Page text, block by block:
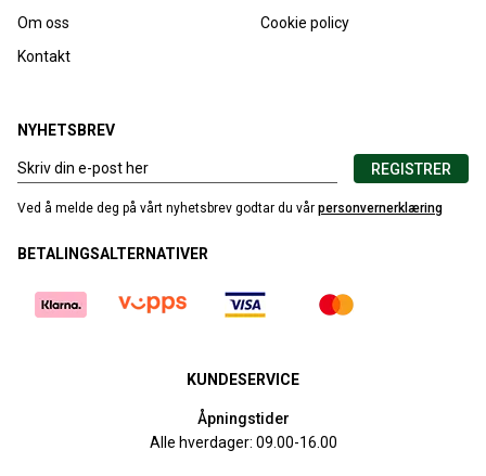
Om oss
Kontakt
Cookie policy
NYHETSBREV
REGISTRER
Ved å melde deg på vårt nyhetsbrev godtar du vår personvernerklæring
BETALINGSALTERNATIVER
KUNDESERVICE
Åpningstider
Alle hverdager: 09.00-16.00